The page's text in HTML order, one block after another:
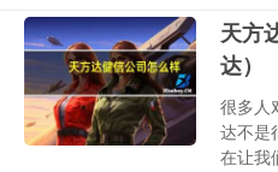
天方
达）
很多人
达不是
在让我